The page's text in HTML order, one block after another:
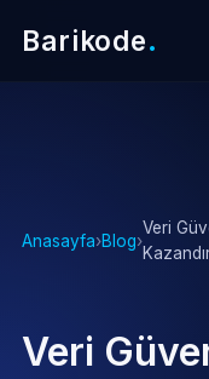
Barikode.
Anasayfa›Blog›
Veri
Veri